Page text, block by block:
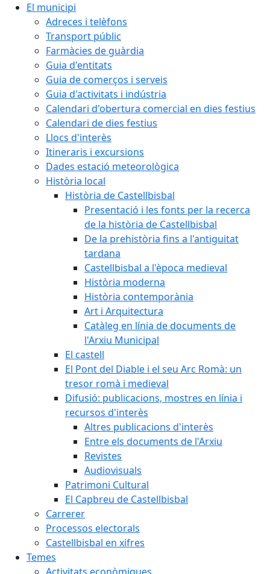
El municipi
Adreces i telèfons
Transport públic
Farmàcies de guàrdia
Guia d'entitats
Guia de comerços i serveis
Guia d'activitats i indústria
Calendari d'obertura comercial en dies festius
Calendari de dies festius
Llocs d'interès
Itineraris i excursions
Dades estació meteorològica
Història local
Història de Castellbisbal
Presentació i les fonts per la recerca
de la història de Castellbisbal
De la prehistòria fins a l'antiguitat
tardana
Castellbisbal a l'època medieval
Història moderna
Història contemporània
Art i Arquitectura
Catàleg en línia de documents de
l'Arxiu Municipal
El castell
El Pont del Diable i el seu Arc Romà: un
tresor romà i medieval
Difusió: publicacions, mostres en línia i
recursos d'interès
Altres publicacions d'interès
Entre els documents de l'Arxiu
Revistes
Audiovisuals
Patrimoni Cultural
El Capbreu de Castellbisbal
Carrerer
Processos electorals
Castellbisbal en xifres
Temes